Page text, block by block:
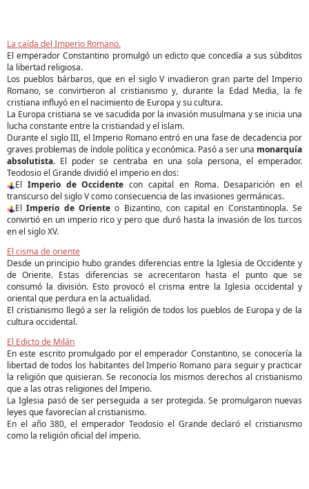
La caída del Imperio Romano.
El emperador Constantino promulgó un edicto que concedía a sus súbditos
la libertad religiosa.
Los pueblos bárbaros, que en el siglo V invadieron gran parte del Imperio
Romano, se convirtieron al cristianismo y, durante la Edad Media, la fe
cristiana influyó en el nacimiento de Europa y su cultura.
La Europa cristiana se ve sacudida por la invasión musulmana y se inicia una
lucha constante entre la cristiandad y el islam.
Durante el siglo III, el Imperio Romano entró en una fase de decadencia por
graves problemas de índole política y económica. Pasó a ser una monarquía
absolutista. El poder se centraba en una sola persona, el emperador.
Teodosio el Grande dividió el imperio en dos:
El Imperio de Occidente con capital en Roma. Desaparición en el
transcurso del siglo V como consecuencia de las invasiones germánicas.
ElImperio de Orienteo Bizantino, con capital en Constantinopla. Se
convirtió en un imperio rico y pero que duró hasta la invasión de los turcos
en el siglo XV.
El cisma de oriente
Desde un principio hubo grandes diferencias entre la Iglesia de Occidente y
de Oriente. Estas diferencias se acrecentaron hasta el punto que se
consumó la división. Esto provocó el crisma entre la Iglesia occidental y
oriental que perdura en la actualidad.
El cristianismo llegó a ser la religión de todos los pueblos de Europa y de la
cultura occidental.
El Edicto de Milán
En este escrito promulgado por el emperador Constantino, se conocería la
libertad de todos los habitantes del Imperio Romano para seguir y practicar
la religión que quisieran. Se reconocía los mismos derechos al cristianismo
que a las otras religiones del Imperio.
La Iglesia pasó de ser perseguida a ser protegida. Se promulgaron nuevas
leyes que favorecían al cristianismo.
En el año 380, el emperador Teodosio el Grande declaró el cristianismo
como la religión oficial del imperio.